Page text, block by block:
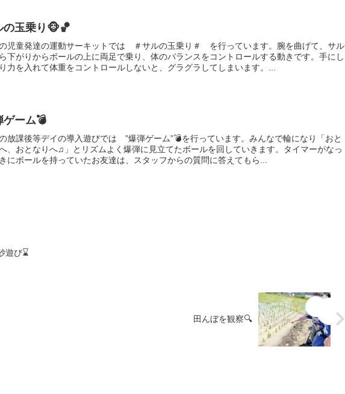
の玉乗り🐵🏀
児童発達の運動サーキットでは ＃サルの玉乗り＃ を行っています。腕を曲げて、サル
下がりからボールの上に両足で乗り、体のバランスをコントロールする動きです。手にし
力を入れて体重をコントロールしないと、グラグラしてしまいます。...
ゲーム💣
放課後等デイの導入遊びでは ”爆弾ゲーム”💣を行っています。みんなで輪になり「おと
、おとなりへ♫」とリズムよく爆弾に見立てたボールを回していきます。タイマーがなっ
にボールを持っていたお友達は、スタッフからの質問に答えてもら...
遊び⌛️
田んぼを観察🔍️